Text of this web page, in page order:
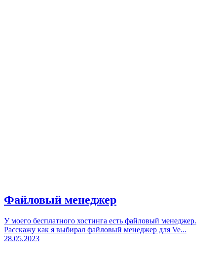
Файловый менеджер
У моего бесплатного хостинга есть файловый менеджер.
Расскажу как я выбирал файловый менеджер для Ve...
28.05.2023